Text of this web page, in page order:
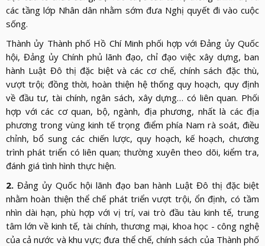
các tầng lớp Nhân dân nhằm sớm đưa Nghị quyết đi vào cuộc
sống.
Thành ủy Thành phố Hồ Chí Minh phối hợp với Đảng ủy Quốc
hội, Đảng ủy Chính phủ lãnh đạo, chỉ đạo việc xây dựng, ban
hành Luật Đô thị đặc biệt và các cơ chế, chính sách đặc thù,
vượt trội; đồng thời, hoàn thiện hệ thống quy hoạch, quy định
về đầu tư, tài chính, ngân sách, xây dựng… có liên quan. Phối
hợp với các cơ quan, bộ, ngành, địa phương, nhất là các địa
phương trong vùng kinh tế trọng điểm phía Nam rà soát, điều
chỉnh, bổ sung các chiến lược, quy hoạch, kế hoạch, chương
trình phát triển có liên quan; thường xuyên theo dõi, kiểm tra,
đánh giá tình hình thực hiện.
2. Đảng ủy Quốc hội lãnh đạo ban hành Luật Đô thị đặc biệt
nhằm hoàn thiện thể chế phát triển vượt trội, ổn định, có tầm
nhìn dài hạn, phù hợp với vị trí, vai trò đầu tàu kinh tế, trung
tâm lớn về kinh tế, tài chính, thương mại, khoa học - công nghệ
của cả nước và khu vực; đưa thể chế, chính sách của Thành phố